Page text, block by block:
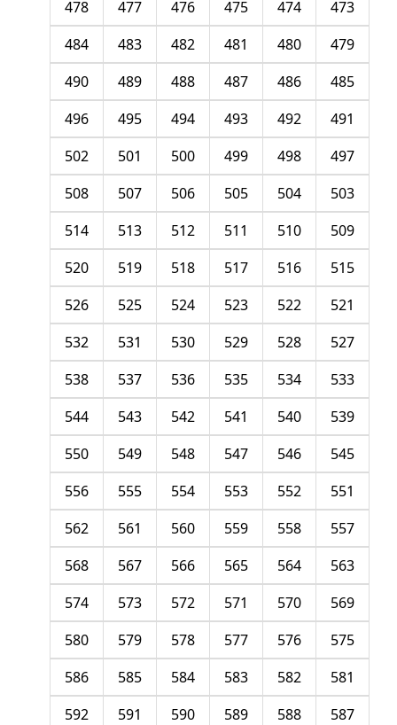
473
474
475
476
477
478
479
480
481
482
483
484
485
486
487
488
489
490
491
492
493
494
495
496
497
498
499
500
501
502
503
504
505
506
507
508
509
510
511
512
513
514
515
516
517
518
519
520
521
522
523
524
525
526
527
528
529
530
531
532
533
534
535
536
537
538
539
540
541
542
543
544
545
546
547
548
549
550
551
552
553
554
555
556
557
558
559
560
561
562
563
564
565
566
567
568
569
570
571
572
573
574
575
576
577
578
579
580
581
582
583
584
585
586
587
588
589
590
591
592